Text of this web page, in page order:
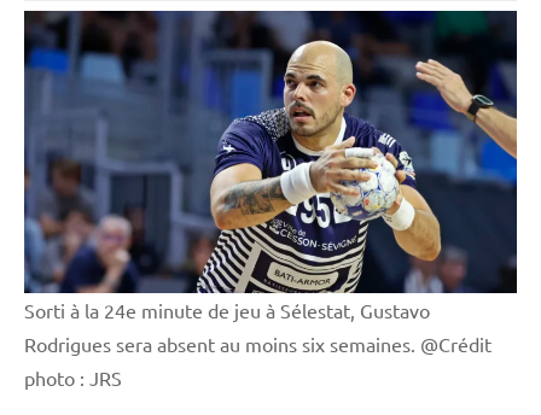
JRS
Sorti à la 24e minute de jeu à Sélestat, Gustavo
Rodrigues sera absent au moins six semaines. @Crédit
photo : JRS